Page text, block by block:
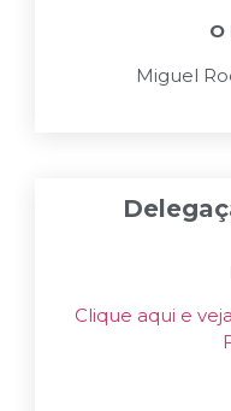
O
Miguel
Clique aqui e